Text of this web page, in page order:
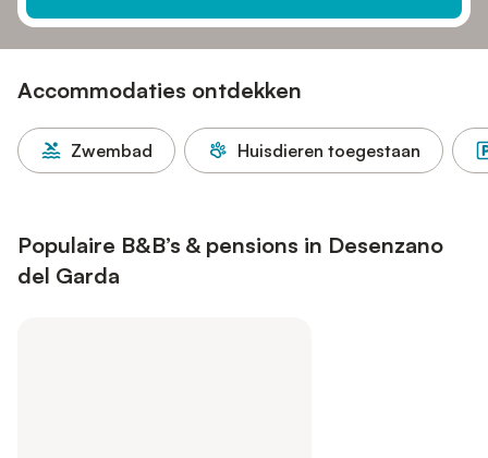
Accommodaties ontdekken
Zwembad Huisdieren toegestaan
Populaire B&B’s & pensions in Desenzano
del Garda